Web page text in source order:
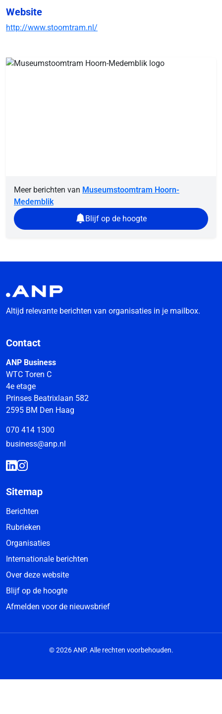
Website
http://www.stoomtram.nl/
Meer berichten van Museumstoomtram Hoorn-
Medemblik
Blijf op de hoogte
Altijd relevante berichten van organisaties in je mailbox.
Contact
ANP Business
WTC Toren C
4e etage
Prinses Beatrixlaan 582
2595 BM Den Haag
070 414 1300
business@anp.nl
Sitemap
Berichten
Rubrieken
Organisaties
Internationale berichten
Over deze website
Blijf op de hoogte
Afmelden voor de nieuwsbrief
© 2026 ANP. Alle rechten voorbehouden.